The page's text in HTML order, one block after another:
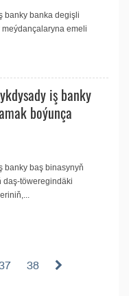
banky banka degişli
emeli
iş banky
boýunça
banky baş binasynyň
daş-töweregindäki
38